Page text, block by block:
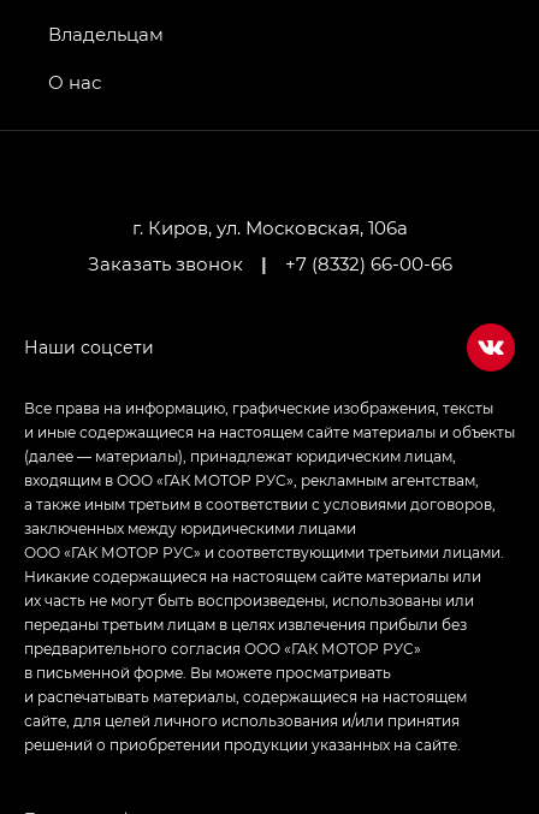
г. Киров, ул. Московская, 106а
Заказать звонок
| +7 (8332) 66-00-66
Владельцам
О нас
Все права на информацию, графические изображения, тексты
и иные содержащиеся на настоящем сайте материалы и объекты
(далее — материалы), принадлежат юридическим лицам,
входящим в ООО «ГАК МОТОР РУС», рекламным агентствам,
а также иным третьим в соответствии с условиями договоров,
заключенных между юридическими лицами
ООО «ГАК МОТОР РУС» и соответствующими третьими лицами.
Никакие содержащиеся на настоящем сайте материалы или
их часть не могут быть воспроизведены, использованы или
переданы третьим лицам в целях извлечения прибыли без
предварительного согласия ООО «ГАК МОТОР РУС»
в письменной форме. Вы можете просматривать
и распечатывать материалы, содержащиеся на настоящем
сайте, для целей личного использования и/или принятия
решений о приобретении продукции указанных на сайте.